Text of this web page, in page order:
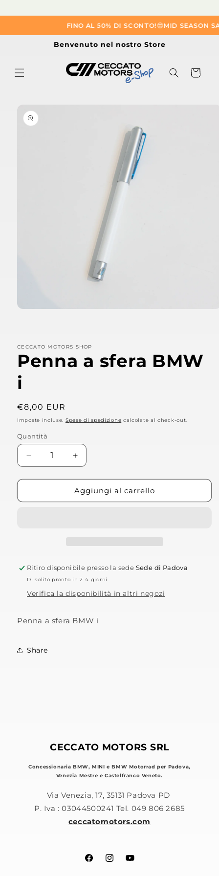
FINO AL 50% DI SCONTO!😎​MID SEASON
Vai
ai contenuti
Benvenuto nel nostro Store
Carrello
informazioni
sul prodotto
finestra
modale
CECCATO MOTORS SHOP
Penna a sfera BMW
i
Prezzo
di
€8,00 EUR
Imposte incluse. Spese di spedizione calcolate al check-out.
Quantità
Diminuisci
quantità
per
a
Aumenta
quantità
per
Penna
a
Aggiungi al carrello
Ritiro disponibile presso la sede Sede di Padova
Di solito pronto in 2-4 giorni
Verifica la disponibilità in altri negozi
Penna a sfera BMW i
Share
CECCATO MOTORS SRL
Concessionaria BMW, MINI e BMW Motorrad per Padova,
Venezia Mestre e Castelfranco Veneto.
Via Venezia, 17, 35131 Padova PD
P. Iva : 03044500241 Tel. 049 806 2685
ceccatomotors.com
FacebookInstagramYouTube